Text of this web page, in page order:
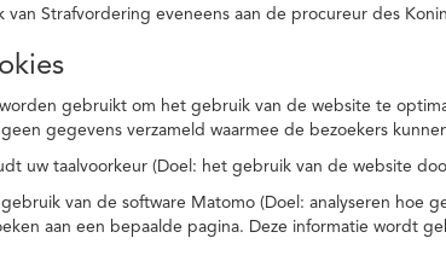
van Strafvordering eveneens aan de procureur des
gebruikt om het gebruik van de website te
gegevens verzameld waarmee de bezoekers
uw taalvoorkeur (Doel: het gebruik van de website
van de software Matomo (Doel: analyseren hoe
aan een bepaalde pagina. Deze informatie wordt